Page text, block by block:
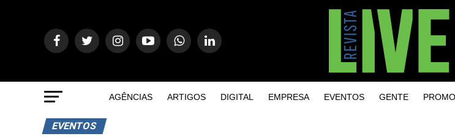
AGÊNCIAS ARTIGOS DIGITAL EMPRESA EVENTOS GENTE
EVENTOS